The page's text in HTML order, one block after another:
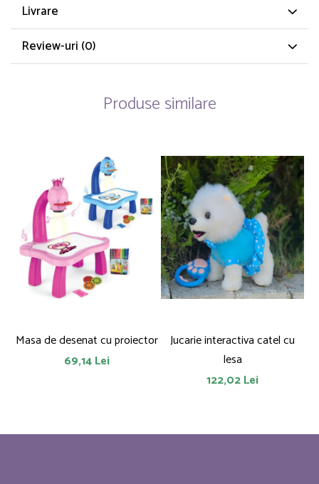
Livrare
Review-uri (0)
Produse similare
Masa de desenat cu proiector
69,14 Lei
Jucarie interactiva catel cu
lesa
122,02 Lei